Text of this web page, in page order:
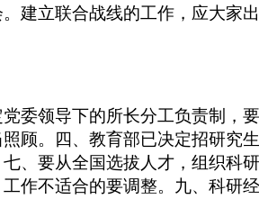
建立联合战线的工作，应大家
委领导下的所长分工负责制，要
顾。四、教育部已决定招研究
、要从全国选拔人才，组织科研
作不适合的要调整。九、科研